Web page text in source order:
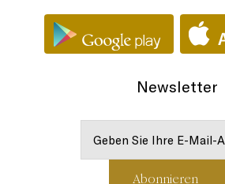
Newsletter